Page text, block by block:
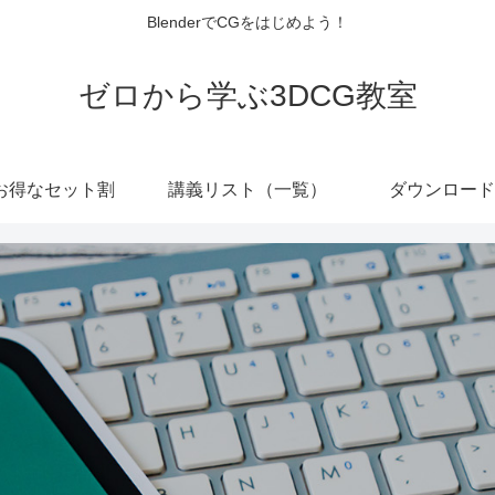
BlenderでCGをはじめよう！
ゼロから学ぶ3DCG教室
得なセット割 講義リスト（一覧） ダウンロード